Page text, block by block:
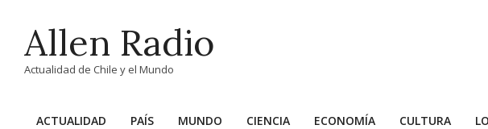
contentAllen Radio
Actualidad de Chile y el Mundo
ACTUALIDAD PAÍS MUNDO CIENCIA ECONOMÍA CULTURA